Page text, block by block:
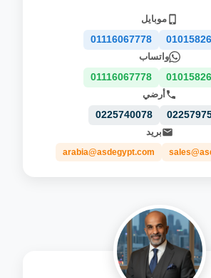
موبايل
01116067778
واتساب
01116067778
أرضي
0225740078
بريد
arabia@asdegypt.com